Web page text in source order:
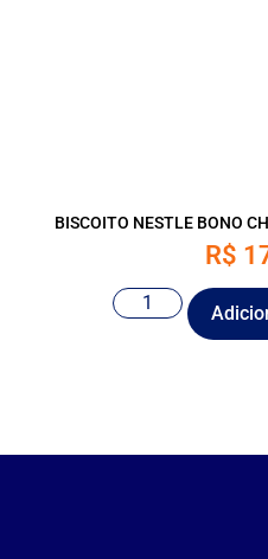
BISCOITO NESTLE BONO
R$